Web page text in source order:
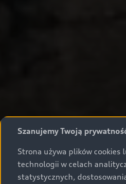
Szanujemy Twoją
Strona używa plików cookies
technologii w celach
statystycznych,